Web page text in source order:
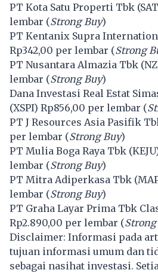
PT Kota Satu Properti Tbk (
lembar (Strong Buy)
PT Kentanix Supra
Rp342,00 per lembar (Strong
PT Nusantara Almazia Tbk (
lembar (Strong Buy)
Dana Investasi Real Estat
(XSPI) Rp856,00 per lembar (
PT J Resources Asia Pasifik
per lembar (Strong Buy)
PT Mulia Boga Raya Tbk (KEJU
lembar (Strong Buy)
PT Mitra Adiperkasa Tbk (
lembar (Strong Buy)
PT Graha Layar Prima Tbk
Rp2.890,00 per lembar (
Disclaimer: Informasi pada
tujuan informasi umum dan
sebagai nasihat investasi.